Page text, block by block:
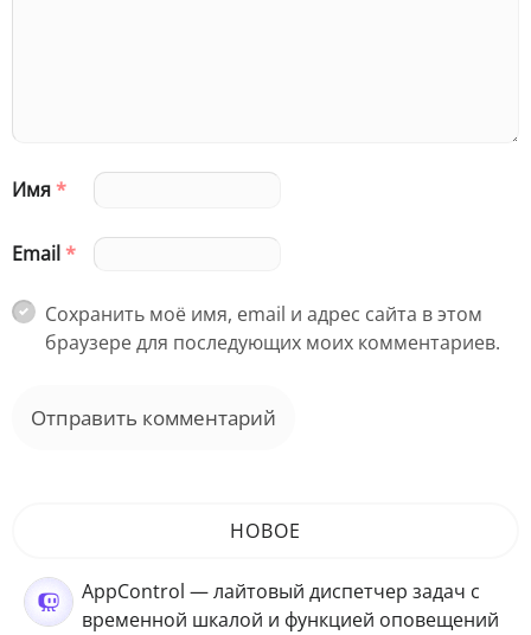
Имя*
Email*
Сохранить моё имя, email и адрес сайта в этом
браузере для последующих моих комментариев.
НОВОЕ
AppControl — лайтовый диспетчер задач с
временной шкалой и функцией оповещений